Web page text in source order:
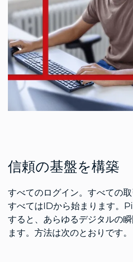
信頼の基盤を構築
すべてのログイン。すべての取
すべてはIDから始まります。
すると、あらゆるデジタルの
ます。方法は次のとおりです。